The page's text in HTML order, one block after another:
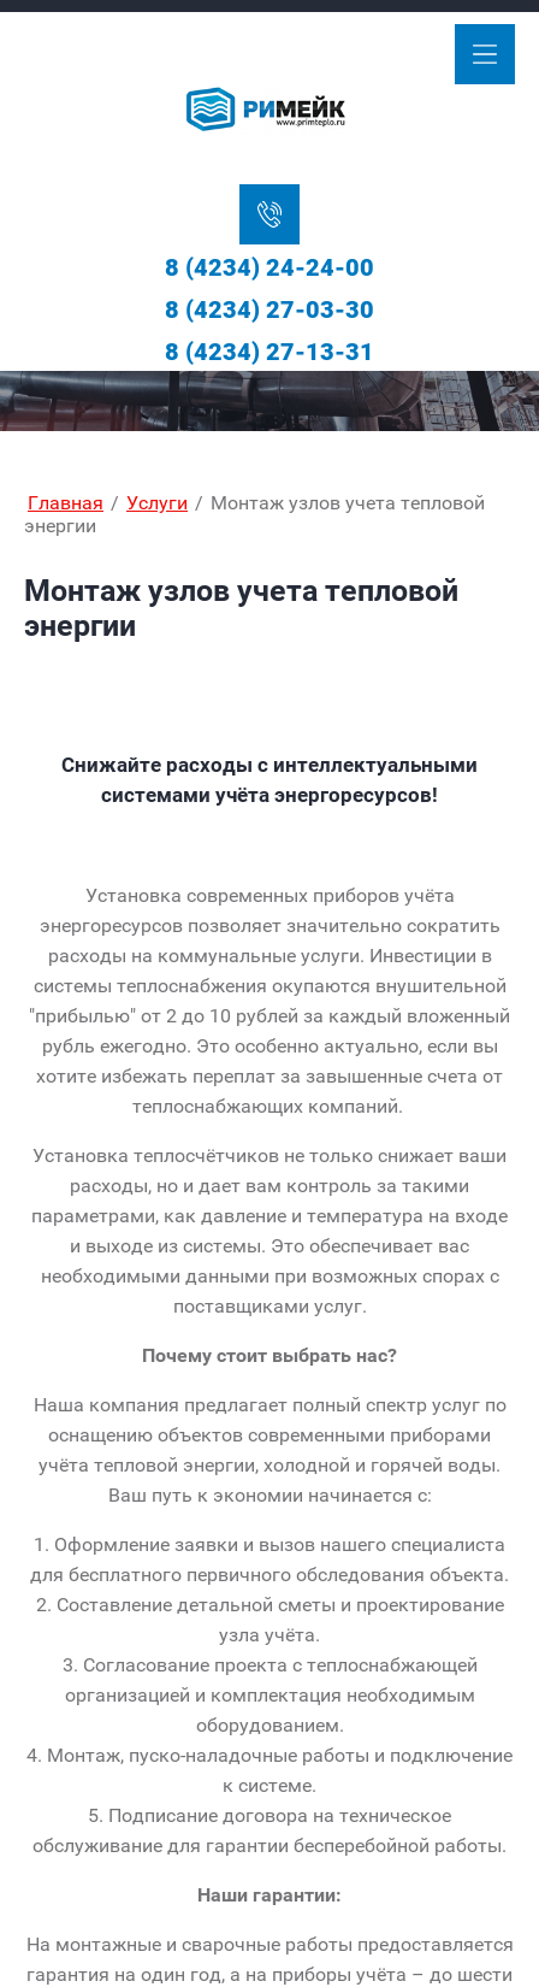
8 (4234) 24-24-00
8 (4234) 27-03-30
8 (4234) 27-13-31
Главная / Услуги / Монтаж узлов учета тепловой
энергии
Монтаж узлов учета тепловой
энергии
Снижайте расходы с интеллектуальными
системами учёта энергоресурсов!
Установка современных приборов учёта
энергоресурсов позволяет значительно сократить
расходы на коммунальные услуги. Инвестиции в
системы теплоснабжения окупаются внушительной
"прибылью" от 2 до 10 рублей за каждый вложенный
рубль ежегодно. Это особенно актуально, если вы
хотите избежать переплат за завышенные счета от
теплоснабжающих компаний.
Установка теплосчётчиков не только снижает ваши
расходы, но и дает вам контроль за такими
параметрами, как давление и температура на входе
и выходе из системы. Это обеспечивает вас
необходимыми данными при возможных спорах с
поставщиками услуг.
Почему стоит выбрать нас?
Наша компания предлагает полный спектр услуг по
оснащению объектов современными приборами
учёта тепловой энергии, холодной и горячей воды.
Ваш путь к экономии начинается с:
1. Оформление заявки и вызов нашего специалиста
для бесплатного первичного обследования объекта.
2. Составление детальной сметы и проектирование
узла учёта.
3. Согласование проекта с теплоснабжающей
организацией и комплектация необходимым
оборудованием.
4. Монтаж, пуско-наладочные работы и подключение
к системе.
5. Подписание договора на техническое
обслуживание для гарантии бесперебойной работы.
Наши гарантии:
На монтажные и сварочные работы предоставляется
гарантия на один год, а на приборы учёта – до шести